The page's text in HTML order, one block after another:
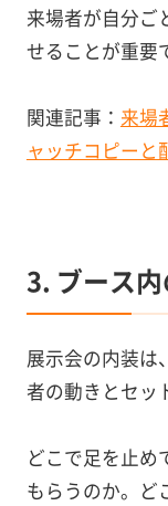
来場者が自分ご
せることが重要
関連記事： 来場
ャッチコピーと
3. ブース
展示会の内装は
者の動きとセッ
どこで足を止め
もらうのか。ど